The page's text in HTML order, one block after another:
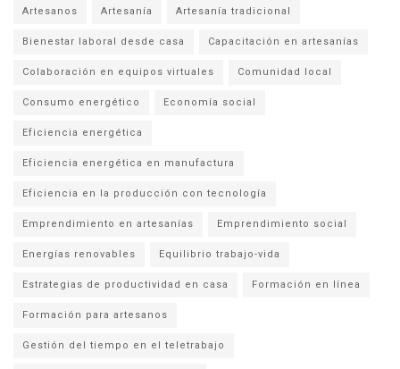
Artesanos Artesanía Artesanía tradicional
Bienestar laboral desde casa Capacitación en artesanías
Colaboración en equipos virtuales Comunidad local
Consumo energético Economía social
Eficiencia energética
Eficiencia energética en manufactura
Eficiencia en la producción con tecnología
Emprendimiento en artesanías Emprendimiento social
Energías renovables Equilibrio trabajo-vida
Estrategias de productividad en casa Formación en línea
Formación para artesanos
Gestión del tiempo en el teletrabajo